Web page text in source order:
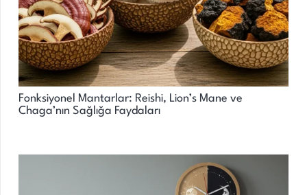
Fonksiyonel Mantarlar: Reishi, Lion’s Mane ve
Chaga’nın Sağlığa Faydaları